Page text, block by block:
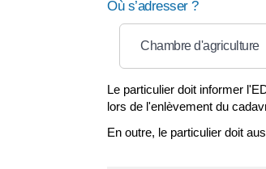
Où s’adresser ?
Chambre d'agriculture
Le particulier doit informer
lors de l'enlèvement du
En outre, le particulier doit